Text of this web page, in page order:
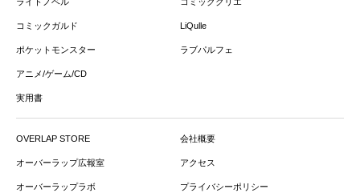
コミックガルド
ポケットモンスター
アニメ/ゲーム/CD
実用書
LiQulle
ラブパルフェ
OVERLAP STORE
オーバーラップ広報室
オーバーラップラボ
会社概要
アクセス
プライバシーポリシー